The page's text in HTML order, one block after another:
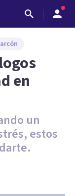
en
un
estos